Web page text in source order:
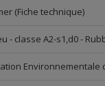
(Fiche technique)
Environnementale